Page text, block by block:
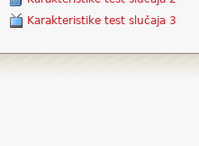
Karakteristike test slučaja 3